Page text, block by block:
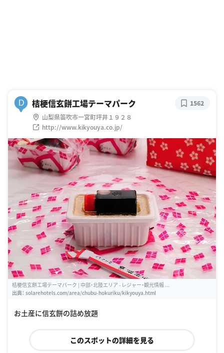
D 桔梗信玄餅工場テーマパーク
山梨県笛吹市一宮町坪井１９２８
http://www.kikyouya.co.jp/
1562
桔梗信玄餅工場テーマパーク | 中部・北陸エリア - レジャー・観光情報 ...
出典： solarehotels.com/area/chubu-hokuriku/kikyouya.html
お土産に信玄餅の詰め放題
このスポットの詳細を見る